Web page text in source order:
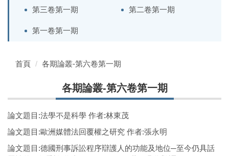
第三卷第一期 第二卷第一期
第一卷第一期
首頁 各期論叢-第六卷第一期
各期論叢-第六卷第一期
論文題目:法學不是科學 作者:林東茂
論文題目:歐洲媒體法回覆權之研究 作者:張永明
論文題目:德國刑事訴訟程序辯護人的功能及地位─至今仍具話